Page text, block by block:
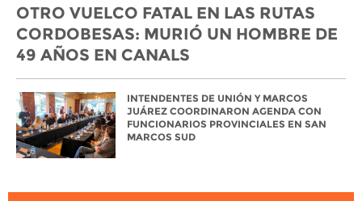
OTRO VUELCO FATAL EN LAS RUTAS
CORDOBESAS: MURIÓ UN HOMBRE DE
49 AÑOS EN CANALS
INTENDENTES DE UNIÓN Y MARCOS
JUÁREZ COORDINARON AGENDA CON
FUNCIONARIOS PROVINCIALES EN SAN
MARCOS SUD